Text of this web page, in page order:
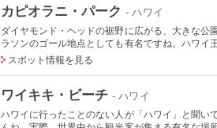
カピオラニ・パーク - ハワイ
ダイヤモンド・ヘッドの裾野に広がる、大きな公
ラソンのゴール地点としても有名ですね。ハワイ
スポット情報を見る
ワイキキ・ビーチ - ハワイ
ハワイに行ったことのない人が「ハワイ」と聞い